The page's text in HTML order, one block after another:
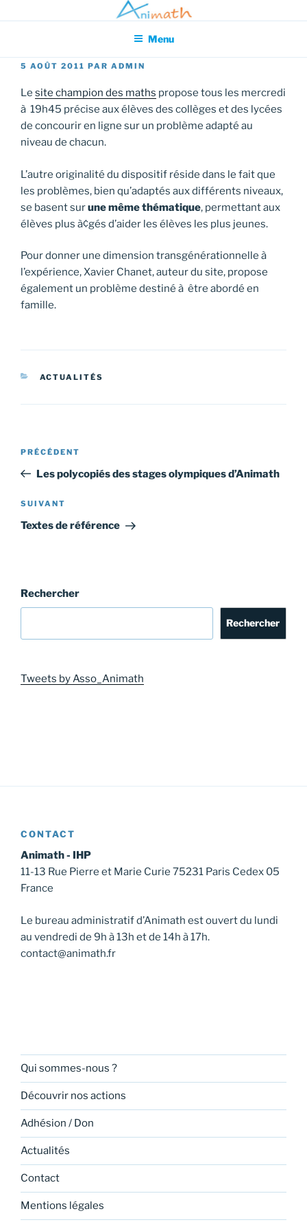
au
principal
Association pour l'Animation en Mathématiques
Menu
PUBLIÉ
5 AOÛT 2011 PAR ADMIN
Le site champion des maths propose tous les mercredi
à 19h45 précise aux élèves des collèges et des lycées
de concourir en ligne sur un problème adapté au
niveau de chacun.
L’autre originalité du dispositif réside dans le fait que
les problèmes, bien qu’adaptés aux différents niveaux,
se basent surune même thématique, permettant aux
élèves plus à¢gés d’aider les élèves les plus jeunes.
Pour donner une dimension transgénérationnelle à
l’expérience, Xavier Chanet, auteur du site, propose
également un problème destiné à être abordé en
famille.
CATÉGORIES
ACTUALITÉS
Navigation
l’article
Article
précédent
PRÉCÉDENT
Les polycopiés des stages olympiques d’Animath
Article
suivant
SUIVANT
Textes de référence
Rechercher
Rechercher
Tweets by Asso_Animath
CONTACT
Animath - IHP
11-13 Rue Pierre et Marie Curie 75231 Paris Cedex 05
France
Le bureau administratif d’Animath est ouvert du lundi
au vendredi de 9h à 13h et de 14h à 17h.
contact@animath.fr
Qui sommes-nous ?
Découvrir nos actions
Adhésion / Don
Actualités
Contact
Mentions légales